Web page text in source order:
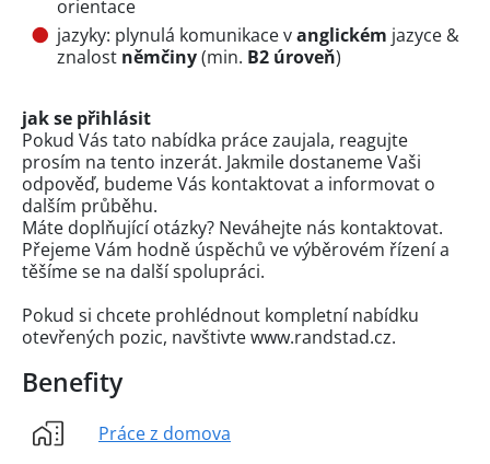
orientace
jazyky: plynulá komunikace vanglickém jazyce &
znalost němčiny(min. B2 úroveň)
jak se přihlásit
Pokud Vás tato nabídka práce zaujala, reagujte
prosím na tento inzerát. Jakmile dostaneme Vaši
odpověď, budeme Vás kontaktovat a informovat o
dalším průběhu.
Máte doplňující otázky? Neváhejte nás kontaktovat.
Přejeme Vám hodně úspěchů ve výběrovém řízení a
těšíme se na další spolupráci.
Pokud si chcete prohlédnout kompletní nabídku
otevřených pozic, navštivte www.randstad.cz.
Benefity
Práce z domova